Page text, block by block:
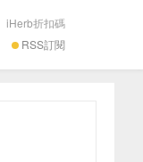
RSS訂閱
iHerb折扣碼